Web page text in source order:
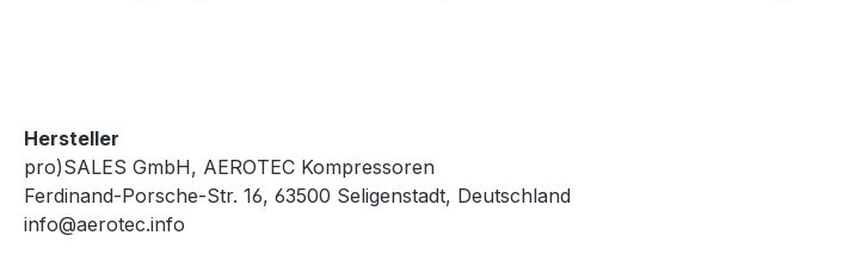
Hersteller
pro)SALES GmbH, AEROTEC Kompressoren
Ferdinand-Porsche-Str. 16, 63500 Seligenstadt, Deutschland
info@aerotec.info